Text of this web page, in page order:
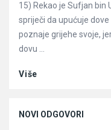
15) Rekao je Sufjan bin
spriječi da upućuje
poznaje grijehe svoje,
dovu ...
Više
NOVI ODGOVORI